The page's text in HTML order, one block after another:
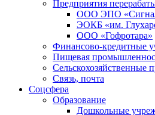
Предприятия
ООО ЭПО
ЭОКБ «им.
ООО «Гофротара»
Финансово-кредитные
Пищевая
Сельскохозяйственные
Связь, почта
Соцсфера
Образование
Дошкольные